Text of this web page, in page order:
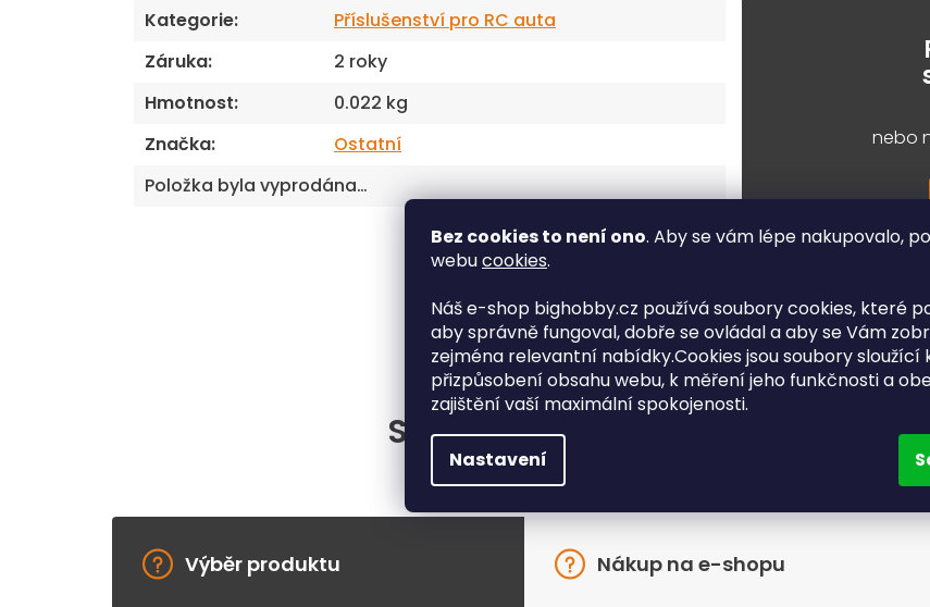
Bez cookies to není ono. Aby se vám lépe nakupovalo,
webucookies.
Náš e-shop bighobby.cz používá soubory cookies, které
aby správně fungoval, dobře se ovládal a aby se Vám
zejména relevantní nabídky.Cookies jsou soubory sloužící
přizpůsobení obsahu webu, k měření jeho funkčnosti a
zajištění vaší maximální spokojenosti.
Nastavení
Kategorie:
Příslušenství pro RC auta
Záruka:
2 roky
Hmotnost:
0.022 kg
Značka:
Ostatní
Položka byla vyprodána…
nebo
Situace, které řešíte při nákupu
Výběr produktu Nákup na e-shopu